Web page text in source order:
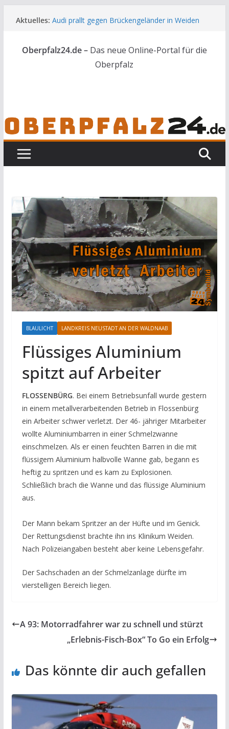
Inhalt
Aktuelles: Audi prallt gegen Brückengeländer in Weiden
Kindergeburtstag endet für Erwachsene im
Polizeigewahrsam
Wenn selbst der Polizeialltag kurios wird
Oberpfalz24.de – Das neue Online-Portal für die
Oberpfalz
BLAULICHT LANDKREIS NEUSTADT AN DER WALDNAAB
Flüssiges Aluminium
spitzt auf Arbeiter
FLOSSENBÜRG. Bei einem Betriebsunfall wurde gestern
in einem metallverarbeitenden Betrieb in Flossenbürg
ein Arbeiter schwer verletzt. Der 46- jähriger Mitarbeiter
wollte Aluminiumbarren in einer Schmelzwanne
einschmelzen. Als er einen feuchten Barren in die mit
flüssigem Aluminium halbvolle Wanne gab, begann es
heftig zu spritzen und es kam zu Explosionen.
Schließlich brach die Wanne und das flüssige Aluminium
aus.
Der Mann bekam Spritzer an der Hüfte und im Genick.
Der Rettungsdienst brachte ihn ins Klinikum Weiden.
Nach Polizeiangaben besteht aber keine Lebensgefahr.
Der Sachschaden an der Schmelzanlage dürfte im
vierstelligen Bereich liegen.
A 93: Motorradfahrer war zu schnell und stürzt
„Erlebnis-Fisch-Box“ To Go ein Erfolg
Das könnte dir auch gefallen